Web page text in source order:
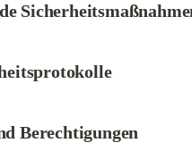
Berechtigungen